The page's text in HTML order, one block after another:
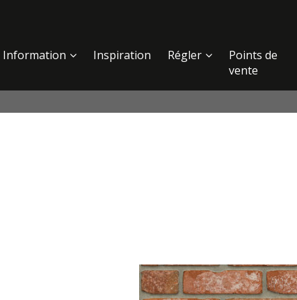
Information Inspiration Régler
Points de
vente